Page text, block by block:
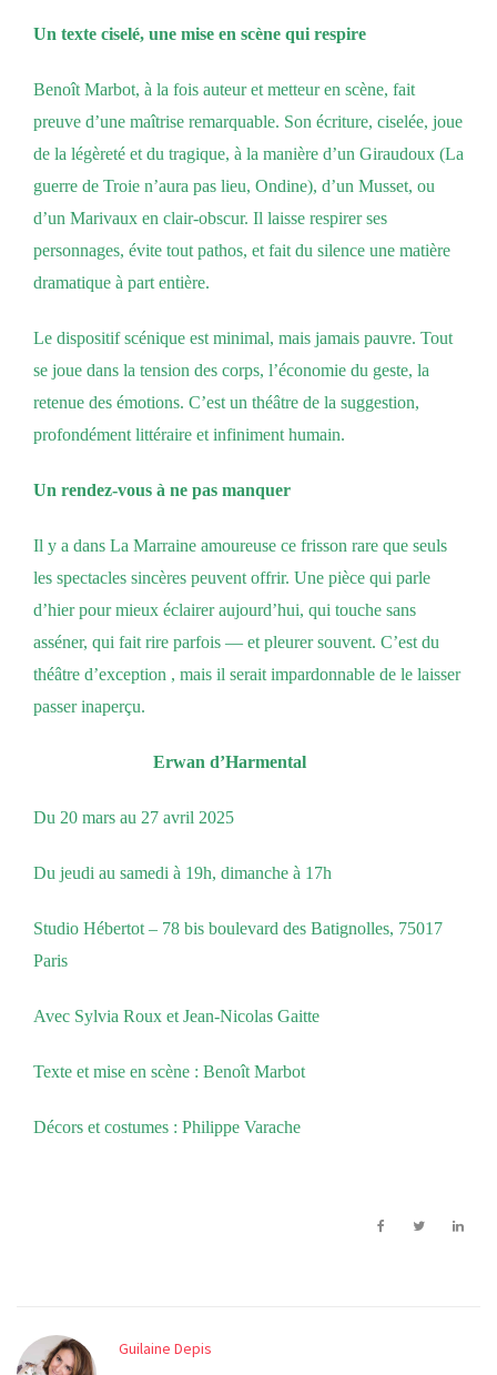
Un texte ciselé, une mise en scène qui respire
Benoît Marbot, à la fois auteur et metteur en scène, fait
preuve d’une maîtrise remarquable. Son écriture, ciselée, joue
de la légèreté et du tragique, à la manière d’un Giraudoux (La
guerre de Troie n’aura pas lieu, Ondine), d’un Musset, ou
d’un Marivaux en clair-obscur. Il laisse respirer ses
personnages, évite tout pathos, et fait du silence une matière
dramatique à part entière.
Le dispositif scénique est minimal, mais jamais pauvre. Tout
se joue dans la tension des corps, l’économie du geste, la
retenue des émotions. C’est un théâtre de la suggestion,
profondément littéraire et infiniment humain.
Un rendez-vous à ne pas manquer
Il y a dans La Marraine amoureuse ce frisson rare que seuls
les spectacles sincères peuvent offrir. Une pièce qui parle
d’hier pour mieux éclairer aujourd’hui, qui touche sans
asséner, qui fait rire parfois — et pleurer souvent. C’est du
théâtre d’exception , mais il serait impardonnable de le laisser
passer inaperçu.
Erwan d’Harmental
Du 20 mars au 27 avril 2025
Du jeudi au samedi à 19h, dimanche à 17h
Studio Hébertot – 78 bis boulevard des Batignolles, 75017
Paris
Avec Sylvia Roux et Jean-Nicolas Gaitte
Texte et mise en scène : Benoît Marbot
Décors et costumes : Philippe Varache
Guilaine Depis